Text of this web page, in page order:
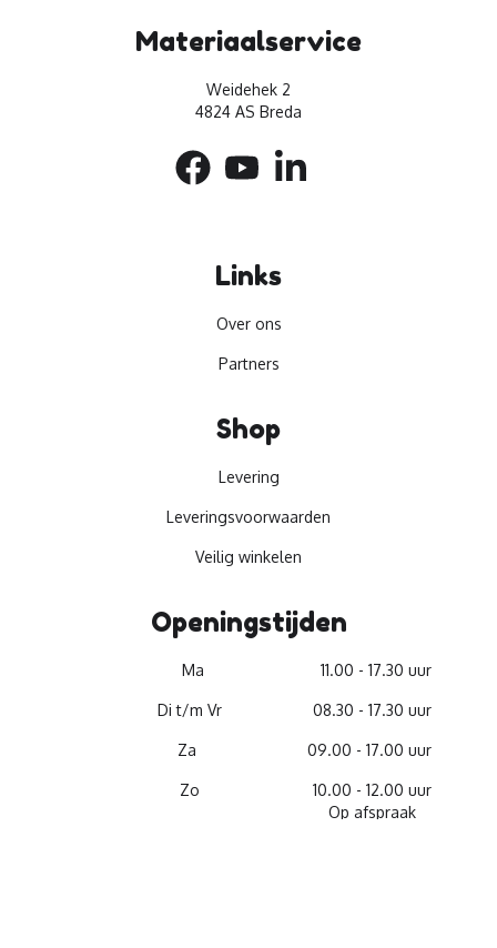
Materiaalservice
Weidehek 2
4824 AS Breda
Links
Over ons
Partners
Shop
Levering
Leveringsvoorwaarden
Veilig winkelen
Openingstijden
Ma 11.00 - 17.30 uur
Di t/m Vr 08.30 - 17.30 uur
Za 09.00 - 17.00 uur
Zo
10.00 - 12.00 uur
Op afspraak